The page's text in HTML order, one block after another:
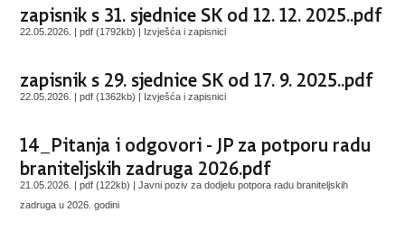
zapisnik s 31. sjednice SK od 12. 12. 2025..pdf
22.05.2026. | pdf (1792kb) | Izvješća i zapisnici
zapisnik s 29. sjednice SK od 17. 9. 2025..pdf
22.05.2026. | pdf (1362kb) | Izvješća i zapisnici
14_Pitanja i odgovori - JP za potporu radu
braniteljskih zadruga 2026.pdf
21.05.2026. | pdf (122kb) |Javni poziv za dodjelu potpora radu braniteljskih
zadruga u 2026. godini